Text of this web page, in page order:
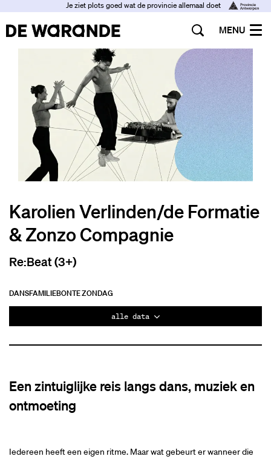
Je ziet plots goed wat de provincie allemaal doet
MENU
Karolien Verlinden/de Formatie
& Zonzo Compagnie
Re:Beat (3+)
DANSFAMILIEBONTE ZONDAG
alle data
Een zintuiglijke reis langs dans, muziek en
ontmoeting
Iedereen heeft een eigen ritme. Maar wat gebeurt er wanneer die